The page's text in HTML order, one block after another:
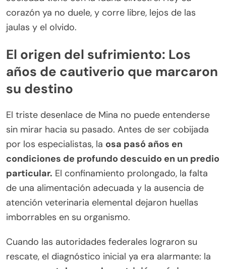
corazón ya no duele, y corre libre, lejos de las
jaulas y el olvido.
El origen del sufrimiento: Los
años de cautiverio que marcaron
su destino
El triste desenlace de Mina no puede entenderse
sin mirar hacia su pasado. Antes de ser cobijada
por los especialistas, la osa pasó años en
condiciones de profundo descuido en un predio
particular. El confinamiento prolongado, la falta
de una alimentación adecuada y la ausencia de
atención veterinaria elemental dejaron huellas
imborrables en su organismo.
Cuando las autoridades federales lograron su
rescate, el diagnóstico inicial ya era alarmante: la